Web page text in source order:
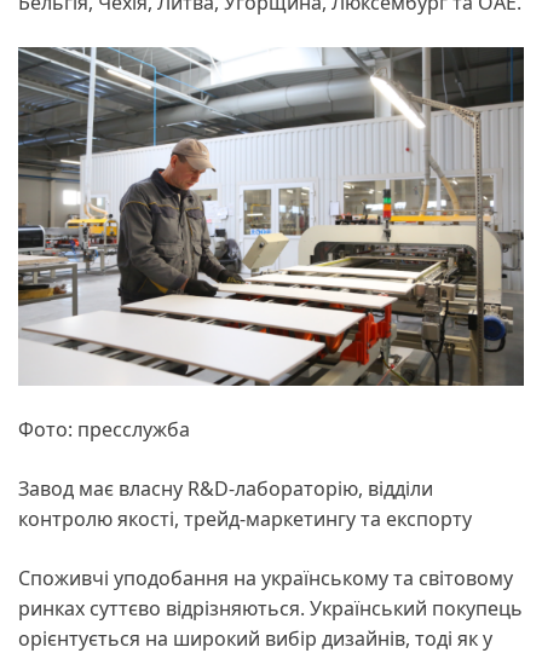
Фото: пресслужба
Завод має власну R&D-лабораторію, відділи
контролю якості, трейд-маркетингу та експорту
Споживчі уподобання на українському та світовому
ринках суттєво відрізняються. Український покупець
орієнтується на широкий вибір дизайнів, тоді як у